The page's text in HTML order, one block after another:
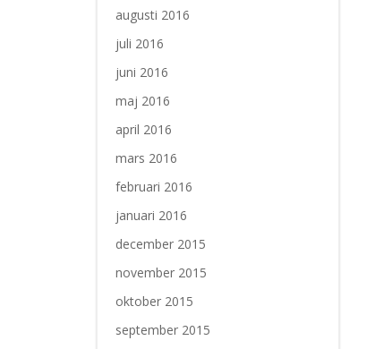
augusti 2016
juli 2016
juni 2016
maj 2016
april 2016
mars 2016
februari 2016
januari 2016
december 2015
november 2015
oktober 2015
september 2015